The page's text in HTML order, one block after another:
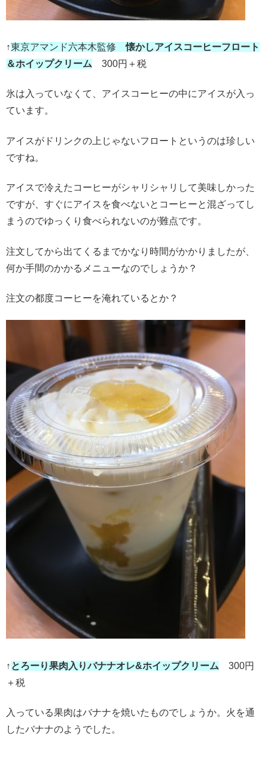
↑東京アマンド六本木監修懐かしアイスコーヒーフロート
＆ホイップクリーム 300円＋税
氷は入っていなくて、アイスコーヒーの中にアイスが入っ
ています。
アイスがドリンクの上じゃないフロートというのは珍しい
ですね。
アイスで冷えたコーヒーがシャリシャリして美味しかった
ですが、すぐにアイスを食べないとコーヒーと混ざってし
まうのでゆっくり食べられないのが難点です。
注文してから出てくるまでかなり時間がかかりましたが、
何か手間のかかるメニューなのでしょうか？
注文の都度コーヒーを淹れているとか？
↑ とろーり果肉入りバナナオレ&ホイップクリーム 300円
＋税
入っている果肉はバナナを焼いたものでしょうか。火を通
したバナナのようでした。